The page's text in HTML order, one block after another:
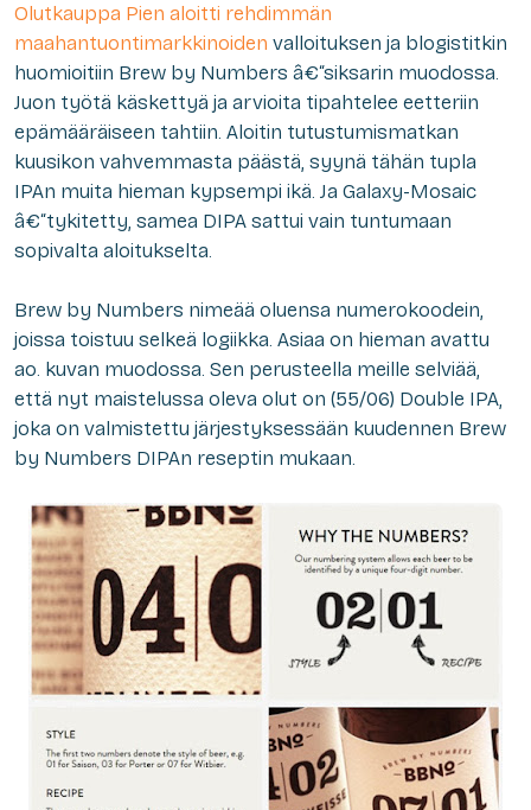
Olutkauppa Pien aloitti rehdimmän
maahantuontimarkkinoiden valloituksen ja blogistitkin
huomioitiin Brew by Numbers â€“siksarin muodossa.
Juon työtä käskettyä ja arvioita tipahtelee eetteriin
epämääräiseen tahtiin. Aloitin tutustumismatkan
kuusikon vahvemmasta päästä, syynä tähän tupla
IPAn muita hieman kypsempi ikä. Ja Galaxy-Mosaic
â€“tykitetty, samea DIPA sattui vain tuntumaan
sopivalta aloitukselta.
Brew by Numbers nimeää oluensa numerokoodein,
joissa toistuu selkeä logiikka. Asiaa on hieman avattu
ao. kuvan muodossa. Sen perusteella meille selviää,
että nyt maistelussa oleva olut on (55/06) Double IPA,
joka on valmistettu järjestyksessään kuudennen Brew
by Numbers DIPAn reseptin mukaan.